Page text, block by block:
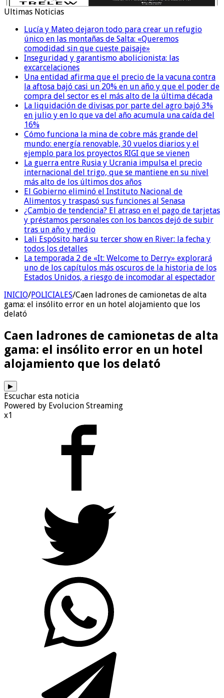
Ultimas Noticias
Lucía y Mateo dejaron todo para crear un refugio
único en las montañas de Salta: «Queremos
comodidad sin que cueste paisaje»
Inseguridad y garantismo abolicionista: las
excarcelaciones
Una entidad afirma que el precio de la vacuna contra
la aftosa bajó casi un 20% en un año y que el poder de
compra del sector es el más alto de la última década
La liquidación de divisas por parte del agro bajó 3%
en julio y en lo que va del año acumula una caída del
16%
Cómo funciona la mina de cobre más grande del
mundo: energía renovable, 30 vuelos diarios y el
ejemplo para los proyectos RIGI que se vienen
La guerra entre Rusia y Ucrania impulsa el precio
internacional del trigo, que se mantiene en su nivel
más alto de los últimos dos años
El Gobierno eliminó el Instituto Nacional de
Alimentos y traspasó sus funciones al Senasa
¿Cambio de tendencia? El atraso en el pago de tarjetas
y préstamos personales con los bancos dejó de subir
tras un año y medio
Lali Espósito hará su tercer show en River: la fecha y
todos los detalles
La temporada 2 de «It: Welcome to Derry» explorará
uno de los capítulos más oscuros de la historia de los
Estados Unidos, a riesgo de incomodar al espectador
INICIO/POLICIALES/Caen ladrones de camionetas de alta
gama: el insólito error en un hotel alojamiento que los
delató
Caen ladrones de camionetas de alta
gama: el insólito error en un hotel
alojamiento que los delató
▶
Escuchar esta noticia
Powered by Evolucion Streaming
x1